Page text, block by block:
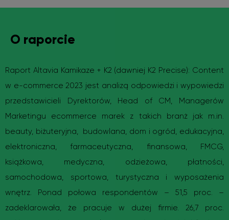
O raporcie
Raport Altavia Kamikaze + K2 (dawniej K2 Precise): Content
w e-commerce 2023 jest analizą odpowiedzi i wypowiedzi
przedstawicieli Dyrektorów, Head of CM, Managerów
Marketingu ecommerce marek z takich branż jak m.in.
beauty, biżuteryjna, budowlana, dom i ogród, edukacyjna,
elektroniczna, farmaceutyczna, finansowa, FMCG,
książkowa, medyczna, odzieżowa, płatności,
samochodowa, sportowa, turystyczna i wyposażenia
wnętrz. Ponad połowa respondentów – 51,5 proc. –
zadeklarowała, że pracuje w dużej firmie. 26,7 proc.